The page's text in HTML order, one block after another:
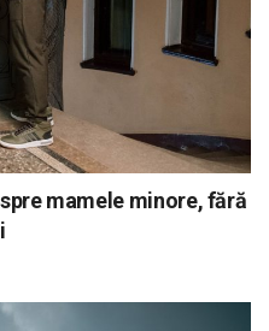
mamele minore, fără